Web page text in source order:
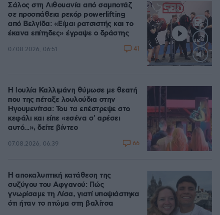
Loaded
Σάλος στη Λιθουανία από σαμποτάζ
σε προσπάθεια ρεκόρ powerlifting
από Βελγίδα: «Είμαι ρατσιστής και το
έκανα επίτηδες» έγραψε ο δράστης
07.08.2026, 06:51 41
Η Ιουλία Καλλιμάνη θύμωσε με θεατή
που της πέταξε λουλούδια στην
Ηγουμενίτσα: Του τα επέστρεψε στο
κεφάλι και είπε «εσένα σ' αρέσει
αυτό...», δείτε βίντεο
07.08.2026, 06:39 66
Η αποκαλυπτική κατάθεση της
συζύγου του Αφγανού: Πώς
γνωρίσαμε τη Λίσα, γιατί υποψιάστηκα
ότι ήταν το πτώμα στη βαλίτσα